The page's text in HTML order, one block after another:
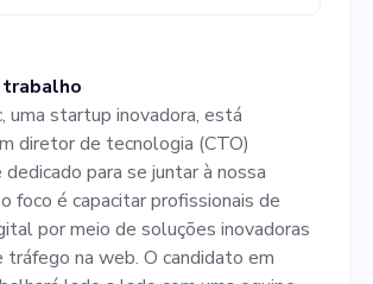
em marketing e
de RH para
nossa plataforma
de última geração.
da
uma startup inovadora, está
diretor de tecnologia (CTO)
dedicado para se juntar à nossa
foco é capacitar profissionais de
por meio de soluções inovadoras
tráfego na web. O candidato em